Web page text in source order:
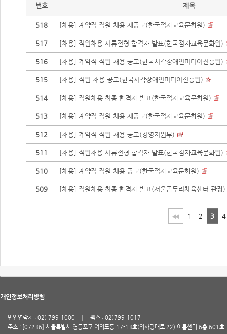
번호 제목
518 [채용] 계약직 직원 채용 재공고(한국점자교육문화원)
517 [채용] 직원채용 서류전형 합격자 발표(한국점자교육문화원)
516 [채용] 계약직 직원 채용 공고(한국시각장애인미디어진흥원)
515 [채용] 직원 채용 공고(한국시각장애인미디어진흥원)
514 [채용] 직원채용 최종 합격자 발표(한국점자교육문화원)
513 [채용] 계약직 직원 채용 재공고(한국점자교육문화원)
512 [채용] 계약직 직원 채용 공고(경영지원부)
511 [채용] 직원채용 서류전형 합격자 발표(한국점자교육문화원)
510 [채용] 계약직 직원 채용 공고(한국점자교육문화원)
509 [채용] 직원채용 최종 합격자 발표(서울곰두리체육센터 관장)
1 2 3 4
개인정보처리방침
법인연락처 : 02) 799-1000
팩스 : 02)799-1017
주소 : [07236] 서울특별시 영등포구 여의도동 17-13호(의사당대로 22) 이룸센터 6층 601호